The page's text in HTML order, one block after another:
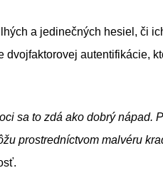
a jedinečných hesiel, či
dvojfaktorovej autentifikácie,
sa to zdá ako dobrý nápad.
prostredníctvom malvéru